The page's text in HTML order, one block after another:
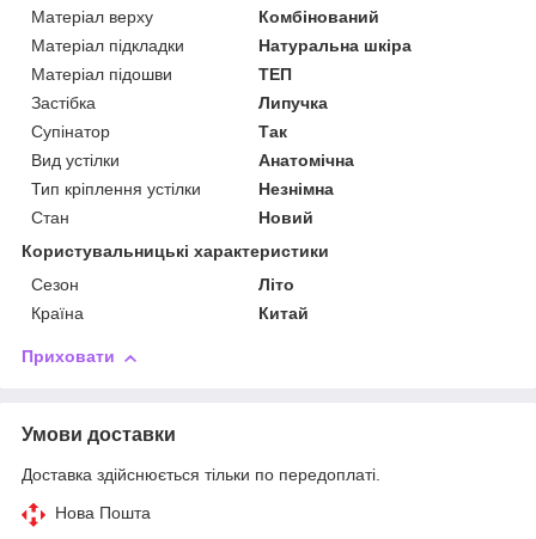
Матеріал верху
Комбінований
Матеріал підкладки
Натуральна шкіра
Матеріал підошви
ТЕП
Застібка
Липучка
Супінатор
Так
Вид устілки
Анатомічна
Тип кріплення устілки
Незнімна
Стан
Новий
Користувальницькі характеристики
Сезон
Літо
Країна
Китай
Приховати
Умови доставки
Доставка здійснюється тільки по передоплаті.
Нова Пошта